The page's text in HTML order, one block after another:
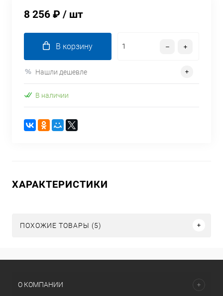
8 256 ₽ / шт
В корзину
Нашли дешевле
В наличии
ХАРАКТЕРИСТИКИ
ПОХОЖИЕ ТОВАРЫ (5)
О КОМПАНИИ